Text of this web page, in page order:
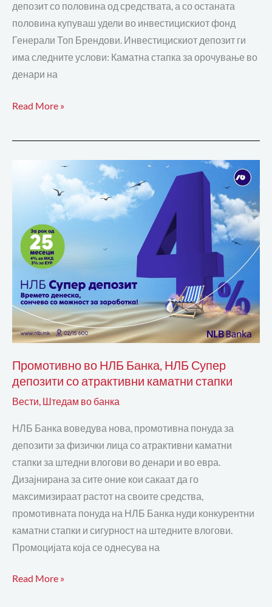
депозит со половина од средствата, а со останата
половина купуваш удели во инвестицискиот фонд
Генерали Топ Брендови. Инвестицискиот депозит ги
има следните услови: Каматна стапка за орочување во
денари на
Read More »
Промотивно во НЛБ Банка, НЛБ Супер
депозити со атрактивни каматни стапки
Вести, Штедам во банка
НЛБ Банка воведува нова, промотивна понуда за
депозити за физички лица со атрактивни каматни
стапки за штедни влогови во денари и во евра.
Дизајнирана за сите оние кои сакаат да го
максимизираат растот на своите средства,
промотивната понуда на НЛБ Банка нуди конкурентни
каматни стапки и сигурност на штедните влогови.
Промоцијата која се однесува на
Промотивно
НЛБ
Супер
депозити
со
атрактивни
каматни
стапки
Read More »